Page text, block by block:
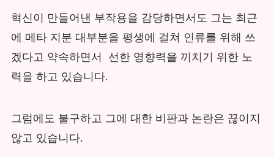
혁신이 만들어낸 부작용을 감당하면서도 그는 최근
에 메타 지분 대부분을 평생에 걸쳐 인류를 위해 쓰
겠다고 약속하면서 선한 영향력을 끼치기 위한 노
력을 하고 있습니다.
그럼에도 불구하고 그에 대한 비판과 논란은 끊이지
않고 있습니다.